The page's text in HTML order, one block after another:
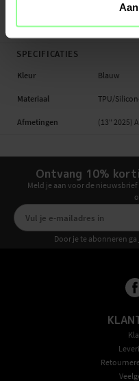
- Stevig kinderhoesje beschermt
- Gemakke...Meer
SPECIFICATIES
Kleur Blauw
Materiaal TPU/
Afmetingen (13" 2025)
Ontvang 10%
Meld je aan voor de
Door je te abonneren